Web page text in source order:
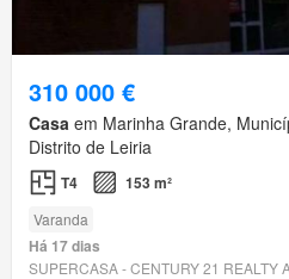
310 000 €
Casa em Marinha Grande,
Distrito de Leiria
T4 153 m²
Varanda
Há 17 dias
SUPERCASA - CENTURY 21 REALTY